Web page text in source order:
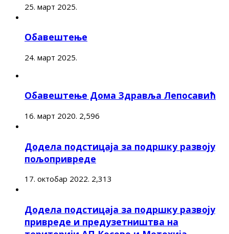
25. март 2025.
Обавештење
24. март 2025.
Обавештење Дома Здравља Лепосавић
16. март 2020. 2,596
Додела подстицаја за подршку развоју
пољопривреде
17. октобар 2022. 2,313
Додела подстицаја за подршку развоју
привреде и предузетништва на